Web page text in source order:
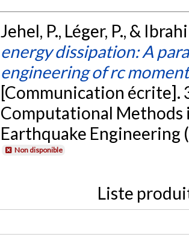
Jehel, P., Léger, P., &
energy dissipation: A
engineering of rc
[Communication
Computational Methods
Earthquake Engineering
Non disponible
Liste